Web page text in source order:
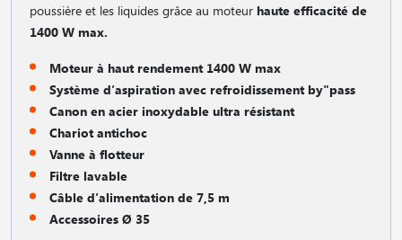
poussière et les liquides grâce au moteur haute efficacité de
1400 W max.
Moteur à haut rendement 1400 W max
Système d′aspiration avec refroidissement by"pass
Canon en acier inoxydable ultra résistant
Chariot antichoc
Vanne à flotteur
Filtre lavable
Câble d′alimentation de 7,5 m
Accessoires Ø 35